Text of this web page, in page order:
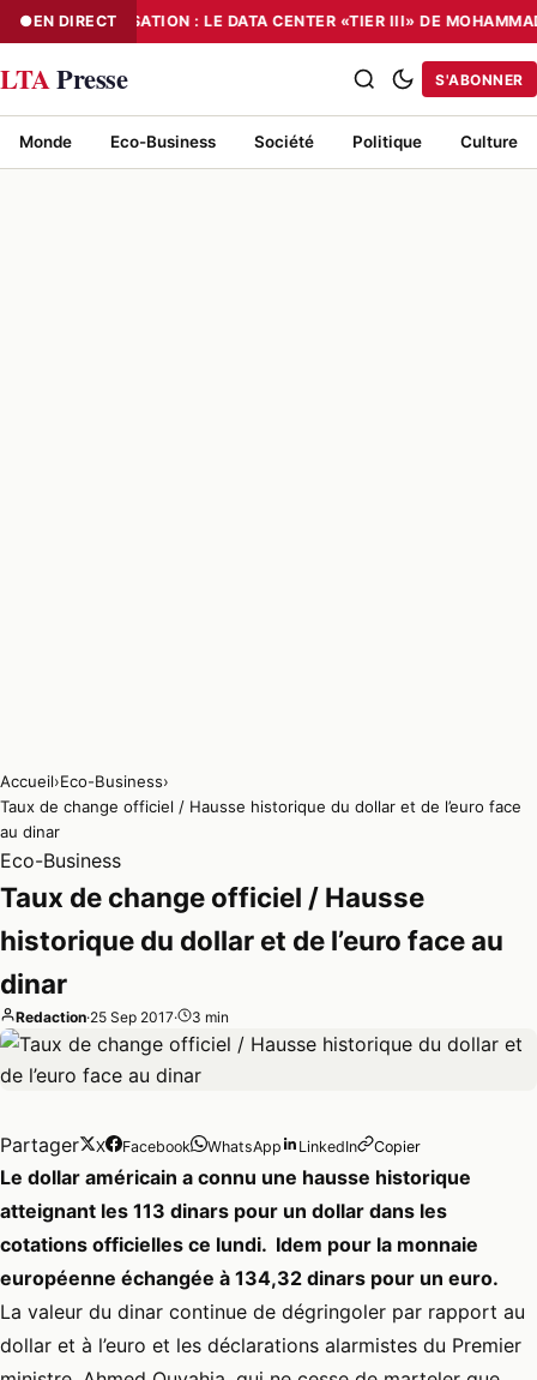
EN DIRECT
NUMÉRISATION : LE DATA CENTER «TIER III» DE
NUMÉRISATION : LE DATA CENTER «TIER III» DE MOHAMMADIA, UN
LTAPresse S'ABONNER
Monde Eco-Business Société Politique Culture
Accueil›Eco-Business›
Taux de change officiel / Hausse historique du dollar et de l’euro face
au dinar
Eco-Business
Taux de change officiel / Hausse
historique du dollar et de l’euro face au
dinar
Redaction·25 Sep 2017· 3 min
Partager X Facebook WhatsApp LinkedIn Copier
Le dollar américain a connu une hausse historique
atteignant les 113 dinars pour un dollar dans les
cotations officielles ce lundi. Idem pour la monnaie
européenne échangée à 134,32 dinars pour un euro.
La valeur du dinar continue de dégringoler par rapport au
dollar et à l’euro et les déclarations alarmistes du Premier